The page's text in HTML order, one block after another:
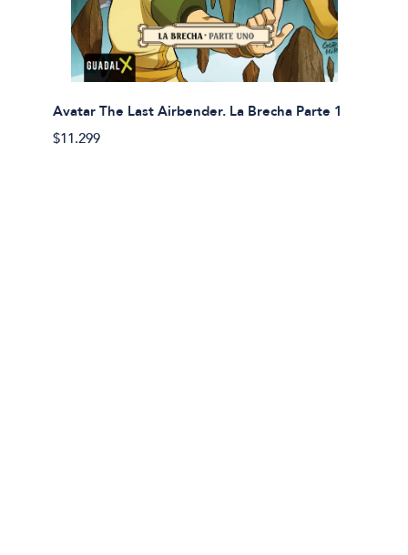
Avatar The Last Airbender. La Brecha Parte 1
$11.299